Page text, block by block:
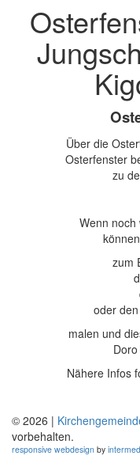
Über die
Osterfenster
zu
Wenn noch
zum
oder
malen und
Nähere Infos
© 2026 |
vorbehalten.
responsive webdesign by